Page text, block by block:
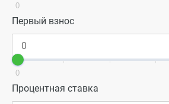
0
Первый взнос
0
Процентная ставка